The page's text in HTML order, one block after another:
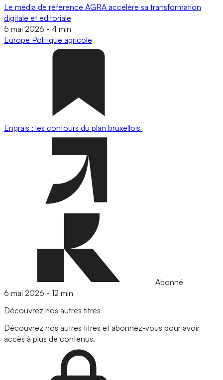
Le média de référence AGRA accélère sa transformation
digitale et éditoriale
5 mai 2026 - 4 min
Europe Politique agricole
Engrais : les contours du plan bruxellois
Abonné
6 mai 2026 - 12 min
Découvrez nos autres titres
Découvrez nos autres titres et abonnez-vous pour avoir
accès à plus de contenus.